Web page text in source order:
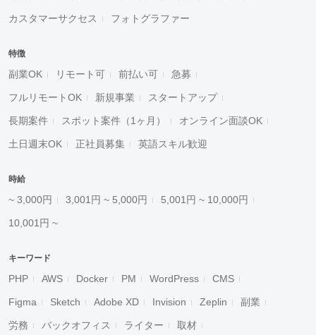
カスタマーサクセス フォトグラファー
特徴
副業OK リモート可 前払い可 急募
フルリモートOK 新規事業 スタートアップ
長期案件 スポット案件（1ヶ月） オンライン面談OK
土日週末OK 正社員募集 英語スキル歓迎
時給
~ 3,000円 3,001円 ~ 5,000円 5,001円 ~ 10,000円
10,001円 ~
キーワード
PHP AWS Docker PM WordPress CMS
Figma Sketch Adobe XD Invision Zeplin 副業
労務 バックオフィス ライター 取材